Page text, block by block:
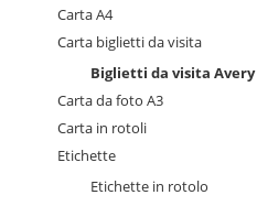
Carta A4
Carta biglietti da visita
Biglietti da visita Avery
Carta da foto A3
Carta in rotoli
Etichette
Etichette in rotolo